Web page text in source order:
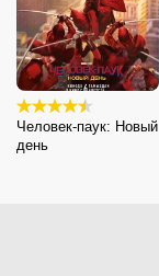
Человек-паук: Новый
день